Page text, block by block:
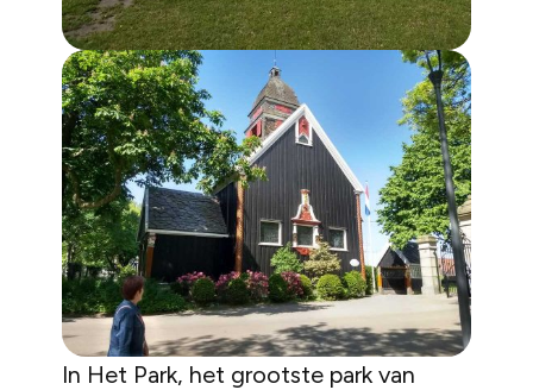
In Het Park, het grootste park van